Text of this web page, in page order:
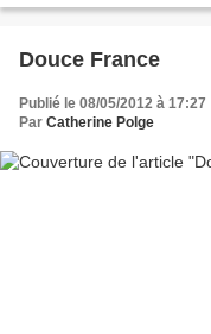
Douce France
Publié le 08/05/2012 à 17:27
Par Catherine Polge